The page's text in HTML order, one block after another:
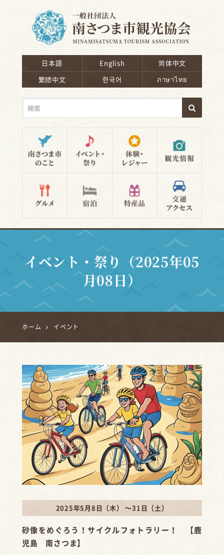
日本語 English
简体中文
繁體中文
한국어 ภาษาไทย
イベント・祭り（2025年05
月08日）
ホーム イベント
2025年5月8日（木） ～31日（土）
砂像をめぐろう！サイクルフォトラリー！ 【鹿
児島 南さつま】